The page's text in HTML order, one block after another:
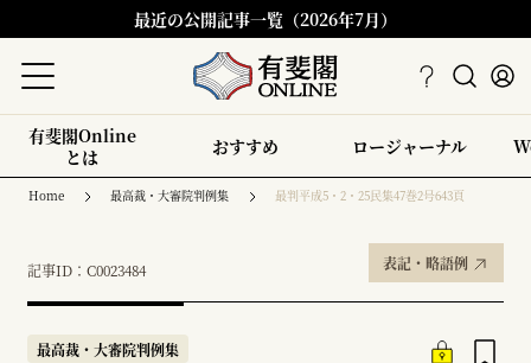
最近の公開記事一覧（2026年7月）
有斐閣Online
とは
おすすめ ロージャーナル
Home 最高裁・大審院判例集 最判平成5・2・25民集47巻2号643頁
記事ID：C0023484 表記・略語例
最高裁・大審院判例集